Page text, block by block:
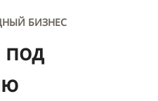
БИЗНЕС
под